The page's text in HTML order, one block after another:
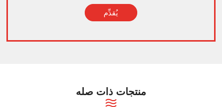
يُقدِّم
منتجات ذات صله